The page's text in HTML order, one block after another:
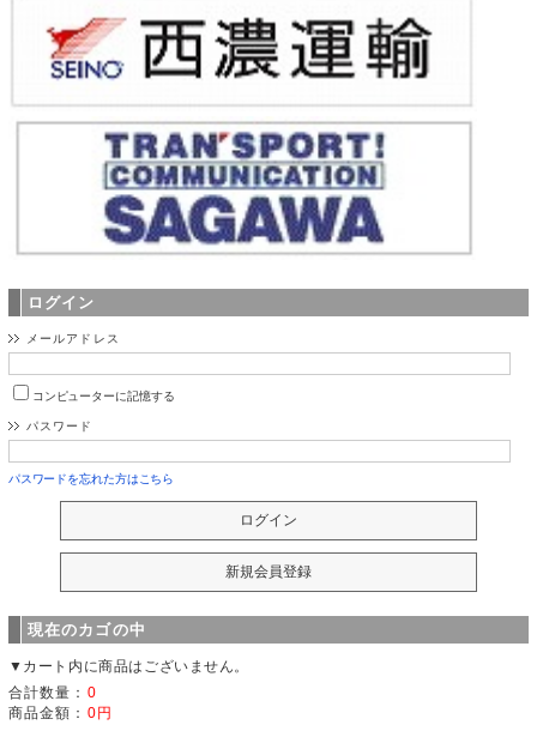
ログイン
メールアドレス
コンピューターに記憶する
パスワード
パスワードを忘れた方はこちら
現在のカゴの中
▼カート内に商品はございません。
合計数量： 0
商品金額： 0円